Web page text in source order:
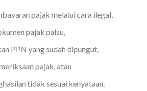
pajak melalui cara ilegal,
pajak palsu,
PPN yang sudah dipungut,
pajak, atau
tidak sesuai kenyataan.